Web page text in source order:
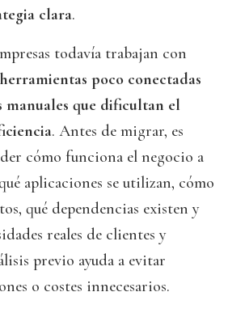
clara.
todavía trabajan con
herramientas poco conectadas
manuales que dificultan el
. Antes de migrar, es
cómo funciona el negocio a
aplicaciones se utilizan, cómo
qué dependencias existen y
reales de clientes y
previo ayuda a evitar
o costes innecesarios.